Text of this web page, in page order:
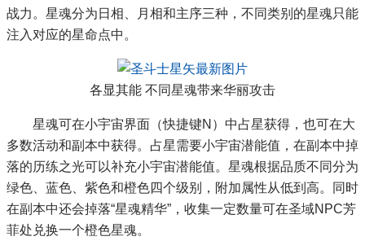
战力。星魂分为日相、月相和主序三种，不同类别的星魂只能
注入对应的星命点中。
各显其能 不同星魂带来华丽攻击
星魂可在小宇宙界面（快捷键N）中占星获得，也可在大
多数活动和副本中获得。占星需要小宇宙潜能值，在副本中掉
落的历练之光可以补充小宇宙潜能值。星魂根据品质不同分为
绿色、蓝色、紫色和橙色四个级别，附加属性从低到高。同时
在副本中还会掉落“星魂精华”，收集一定数量可在圣域NPC芳
菲处兑换一个橙色星魂。